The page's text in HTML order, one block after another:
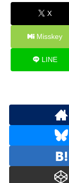
X
Misskey
LINE